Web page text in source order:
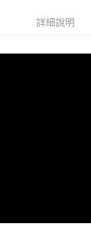
【注意事項】
詳細說明